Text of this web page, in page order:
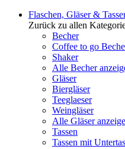
Flaschen, Gläser &
Zurück zu allen
Becher
Coffee to go
Shaker
Alle Becher
Gläser
Biergläser
Teeglaeser
Weingläser
Alle Gläser
Tassen
Tassen mit